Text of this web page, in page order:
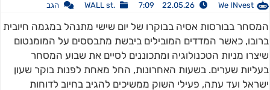
We INvest
22.05.26 7:09
.WALL st הגב
המסחר בבורסות אסיה בבוקרו של יום שישי מתנהל במגמה חיובית
ברובו, כאשר המדדים המובילים ביבשת מתבססים על המומנטום
שיצרו מניות הטכנולוגיה ומתכוננים לסיים את שבוע המסחר
בעליות שערים. בשעות האחרונות, החל מאחת לפנות בוקר שעון
ישראל ועד עתה, פעילי השוק ממשיכים להגיב בחיוב לדוחות